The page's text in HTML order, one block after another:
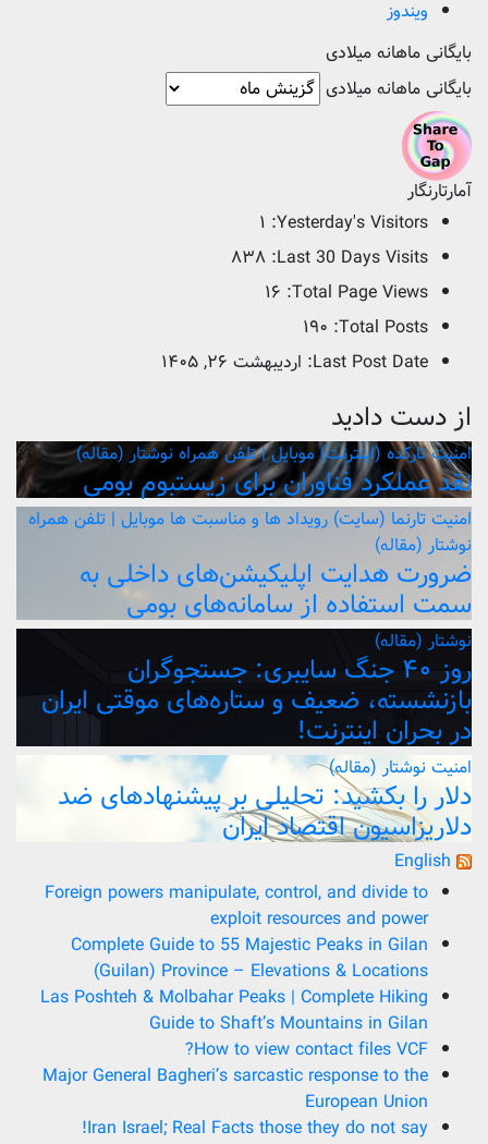
ویندوز
بایگانی ماهانه میلادی
بایگانی ماهانه میلادی
آمارتارنگار
Yesterday's Visitors: ۱
Last 30 Days Visits: ۸۳۸
Total Page Views: ۱۶
Total Posts: ۱۹۰
Last Post Date: اردیبهشت ۲۶, ۱۴۰۵
از دست دادید
امنیتتارکده (اینترنت)موبایل | تلفن همراه نوشتار (مقاله)
نقد عملکرد فناوران برای زیستبوم بومی
امنیتتارنما (سایت) رویداد ها و مناسبت ها موبایل | تلفن همراه
نوشتار (مقاله)
ضرورت هدایت اپلیکیشن‌های داخلی به
سمت استفاده از سامانه‌های بومی
نوشتار (مقاله)
روز ۴۰ جنگ سایبری: جستجوگران
بازنشسته، ضعیف و ستاره‌های موقتی ایران
در بحران اینترنت!
امنیت نوشتار (مقاله)
دلار را بکشید: تحلیلی بر پیشنهادهای ضد
دلاریزاسیون اقتصاد ایران
English
Foreign powers manipulate, control, and divide to
exploit resources and power
Complete Guide to 55 Majestic Peaks in Gilan
(Guilan) Province – Elevations & Locations
Las Poshteh & Molbahar Peaks | Complete Hiking
Guide to Shaft’s Mountains in Gilan
How to view contact files VCF?
Major General Bagheri’s sarcastic response to the
European Union
Iran Israel; Real Facts those they do not say!